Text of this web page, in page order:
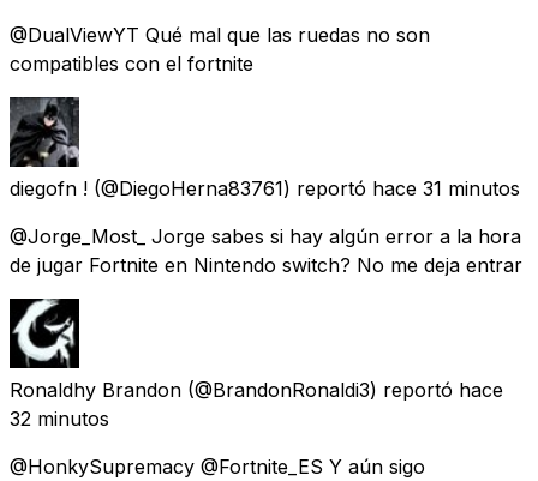
@DualViewYT Qué mal que las ruedas no son
compatibles con el fortnite
diegofn ! (@DiegoHerna83761) reportó hace 31 minutos
@Jorge_Most_ Jorge sabes si hay algún error a la hora
de jugar Fortnite en Nintendo switch? No me deja entrar
Ronaldhy Brandon (@BrandonRonaldi3) reportó hace
32 minutos
@HonkySupremacy @Fortnite_ES Y aún sigo